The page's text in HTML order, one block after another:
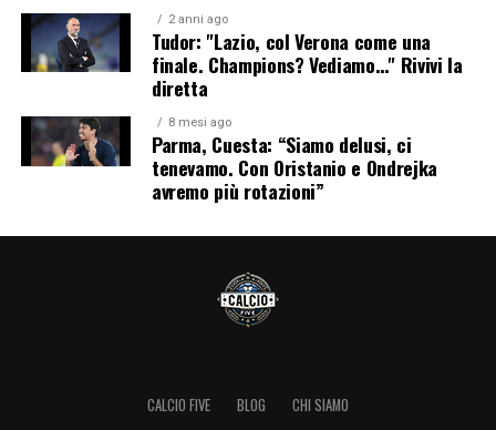
2 anni ago
Tudor: "Lazio, col Verona come una
finale. Champions? Vediamo…" Rivivi la
diretta
8 mesi ago
Parma, Cuesta: “Siamo delusi, ci
tenevamo. Con Oristanio e Ondrejka
avremo più rotazioni”
CALCIO FIVE BLOG CHI SIAMO